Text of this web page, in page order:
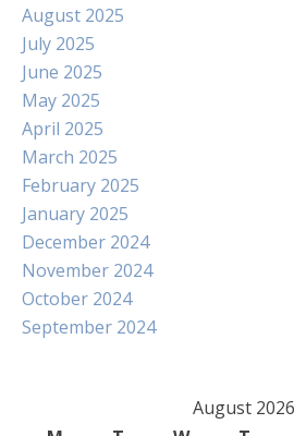
August 2025
July 2025
June 2025
May 2025
April 2025
March 2025
February 2025
January 2025
December 2024
November 2024
October 2024
September 2024
August 2026